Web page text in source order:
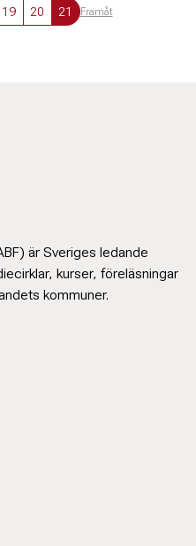
19 20 21 Framåt
är Sveriges ledande
kurser, föreläsningar
kommuner.